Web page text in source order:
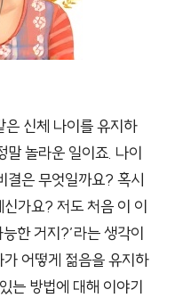
신체 나이를 유지하
놀라운 일이죠. 나이
결은 무엇일까요? 혹시
가요? 저도 처음 이 이
한 거지?’라는 생각이
어떻게 젊음을 유지하
는 방법에 대해 이야기